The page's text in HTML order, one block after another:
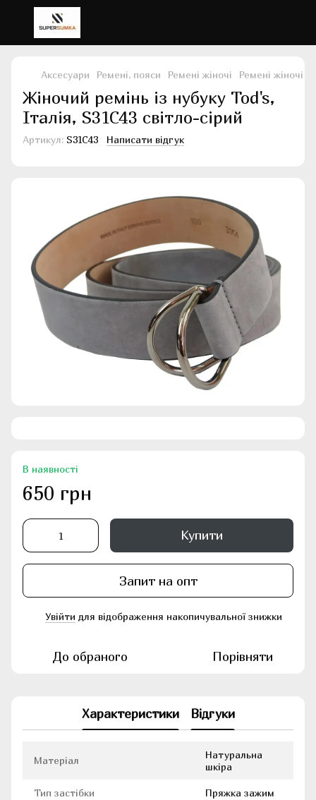
Аксесуари Ремені, пояси Ремені жіночі Ремені жіночі
Жіночий ремінь із нубуку Tod's,
Італія, S31C43 світло-сірий
Артикул: S31C43 Написати відгук
В наявності
650 грн
Купити
Запит на опт
Увійти для відображення накопичувальної знижки
До обраного Порівняти
Характеристики Відгуки
Матеріал
Натуральна
шкіра
Тип застібки Пряжка зажим